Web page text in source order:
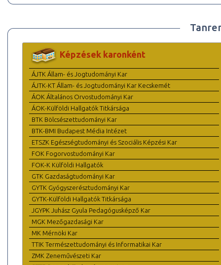
Képzések karonként
ÁJTK Állam- és Jogtudományi Kar
ÁJTK-KT Állam- és Jogtudományi Kar Kecskemét
ÁOK Általános Orvostudományi Kar
ÁOK-Külföldi Hallgatók Titkársága
BTK Bölcsészettudományi Kar
BTK-BMI Budapest Média Intézet
ETSZK Egészségtudományi és Szociális Képzési Kar
FOK Fogorvostudományi Kar
FOK-K Külföldi Hallgatók
GTK Gazdaságtudományi Kar
GYTK Gyógyszerésztudományi Kar
GYTK-Külföldi Hallgatók Titkársága
JGYPK Juhász Gyula Pedagógusképző Kar
MGK Mezőgazdasági Kar
MK Mérnöki Kar
TTIK Természettudományi és Informatikai Kar
ZMK Zeneművészeti Kar